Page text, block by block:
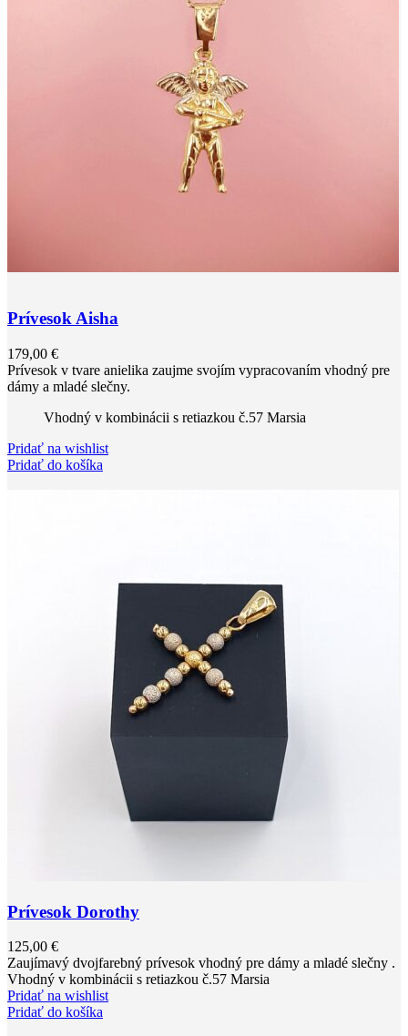
Prívesok Aisha
179,00 €
Prívesok v tvare anielika zaujme svojím vypracovaním vhodný pre
dámy a mladé slečny.
Vhodný v kombinácii s retiazkou č.57 Marsia
Pridať na wishlist
Pridať do košíka
Prívesok Dorothy
125,00 €
Zaujímavý dvojfarebný prívesok vhodný pre dámy a mladé slečny .
Vhodný v kombinácii s retiazkou č.57 Marsia
Pridať na wishlist
Pridať do košíka